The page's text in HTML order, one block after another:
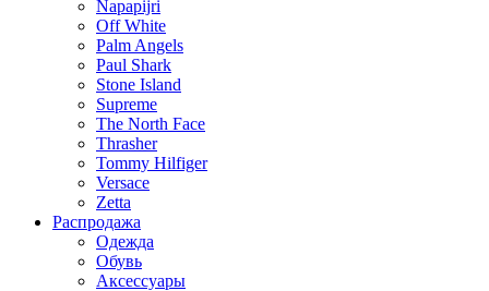
Napapijri
Off White
Palm Angels
Paul Shark
Stone Island
Supreme
The North Face
Thrasher
Tommy Hilfiger
Versace
Zetta
Распродажа
Одежда
Обувь
Аксессуары